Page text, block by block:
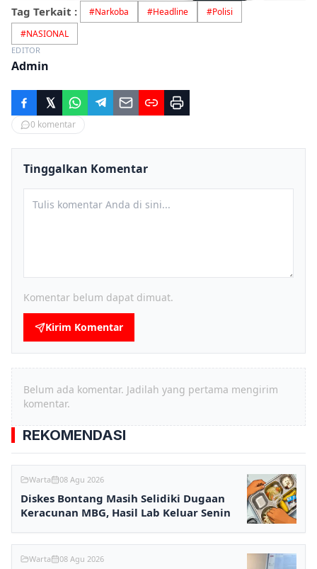
Tag Terkait : #Narkoba #Headline #Polisi
#NASIONAL
EDITOR
Admin
0 komentar
Tinggalkan Komentar
Komentar belum dapat dimuat.
Kirim Komentar
Belum ada komentar. Jadilah yang pertama mengirim
komentar.
REKOMENDASI
Warta 08 Agu 2026
Diskes Bontang Masih Selidiki Dugaan
Keracunan MBG, Hasil Lab Keluar Senin
Warta 08 Agu 2026